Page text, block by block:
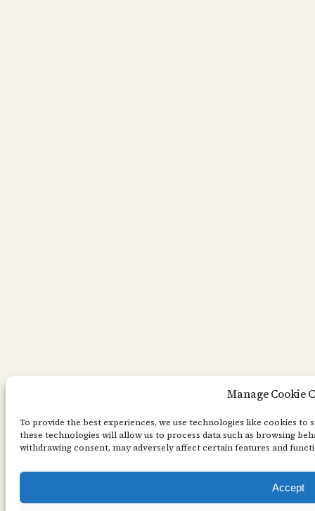
Manage Cookie
To provide the best experiences, we use technologies like cookies
these technologies will allow us to process data such as browsing
withdrawing consent, may adversely affect certain features and
Accept